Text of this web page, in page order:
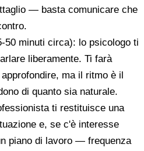
— basta comunicare che
50 minuti circa): lo psicologo ti
liberamente. Ti farà
ma il ritmo è il
di quanto sia naturale.
ti restituisce una
e, se c'è interesse
piano di lavoro — frequenza